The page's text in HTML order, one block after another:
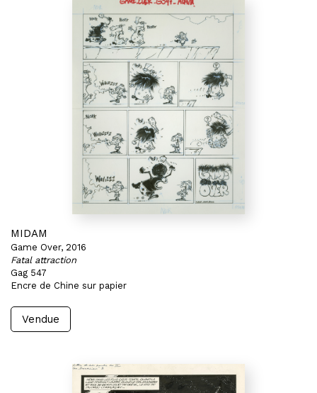
MIDAM
Game Over, 2016
Fatal attraction
Gag 547
Encre de Chine sur papier
Vendue